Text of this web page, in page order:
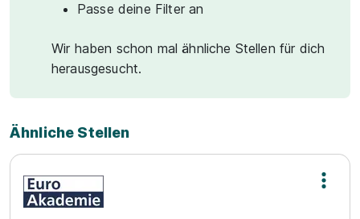
Passe deine Filter an
Wir haben schon mal ähnliche Stellen für dich
herausgesucht.
Ähnliche Stellen